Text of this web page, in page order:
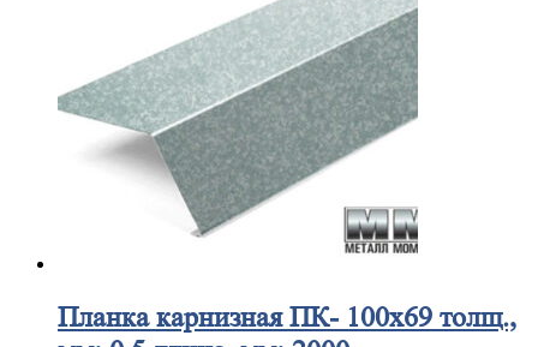
Планкакарнизная ПК- 100х69 толщ.,